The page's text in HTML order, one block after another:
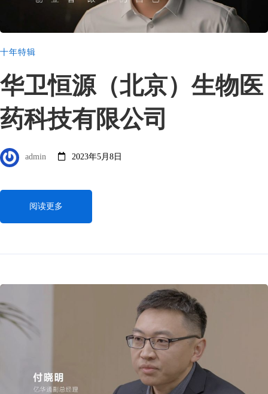
十年特辑
华卫恒源（北京）生物医
药科技有限公司
admin 2023年5月8日
阅读更多